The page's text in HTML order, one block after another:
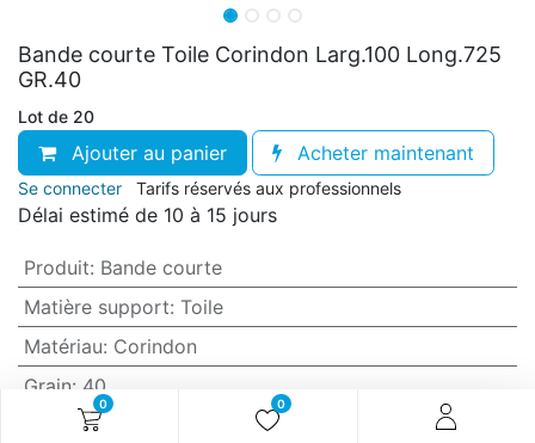
0 0
Bande courte Toile Corindon Larg.100 Long.725
GR.40
Lot de 20
Ajouter au panier Acheter maintenant
Se connecter Tarifs réservés aux professionnels
Délai estimé de 10 à 15 jours
Produit: Bande courte
Matière support: Toile
Matériau: Corindon
Grain: 40
Anti-encrassement
Non (standard)